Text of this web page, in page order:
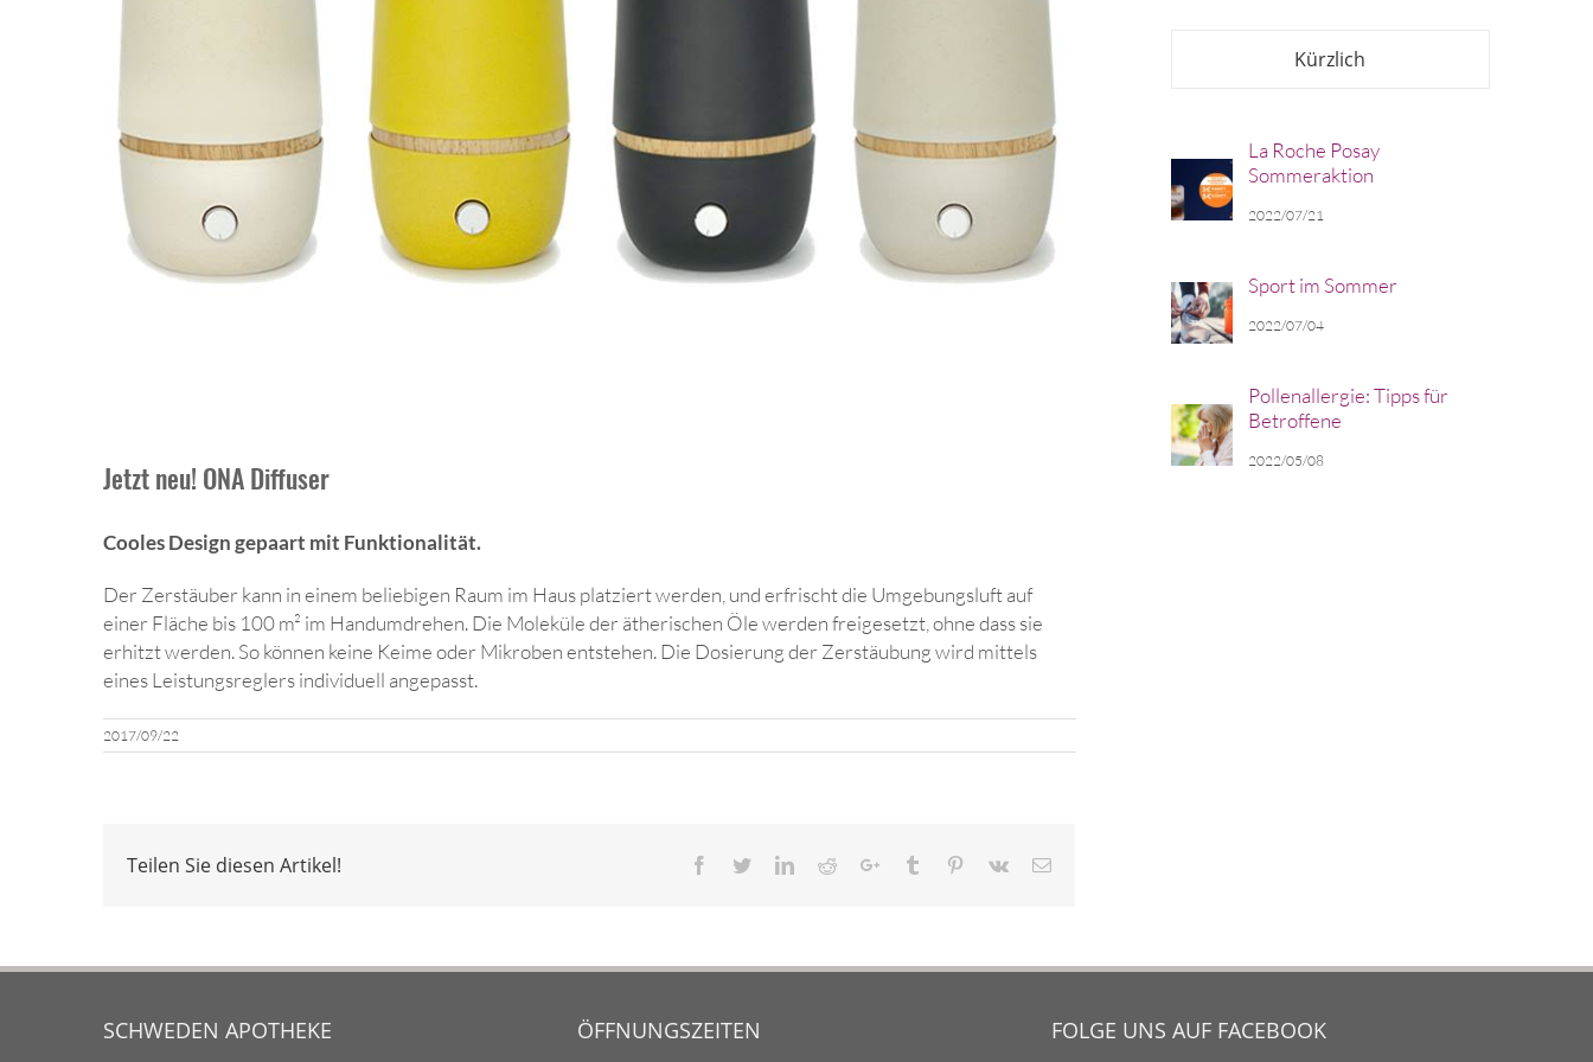
Jetzt neu! ONA Diffuser
Cooles Design gepaart mit Funktionalität.
Der Zerstäuber kann in einem beliebigen Raum im Haus platziert werden, und erfrischt die Umgebungsluft auf
einer Fläche bis 100 m² im Handumdrehen. Die Moleküle der ätherischen Öle werden freigesetzt, ohne dass sie
erhitzt werden. So können keine Keime oder Mikroben entstehen. Die Dosierung der Zerstäubung wird mittels
eines Leistungsreglers individuell angepasst.
2017/09/22
Teilen Sie diesen Artikel! Facebook
TwitterLinkedIn
RedditGoogle+Tumblr Pinterest
Vk Email
Kürzlich
La Roche Posay
Sommeraktion
2022/07/21
Sport im Sommer
2022/07/04
Pollenallergie: Tipps für
Betroffene
2022/05/08
SCHWEDEN APOTHEKE ÖFFNUNGSZEITEN FOLGE UNS AUF FACEBOOK